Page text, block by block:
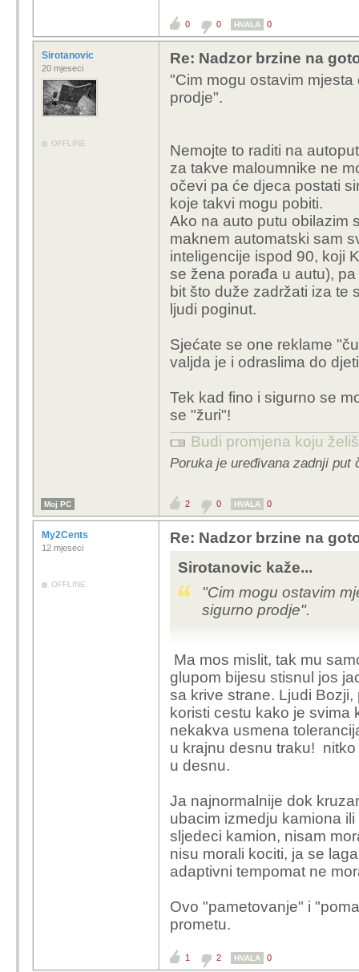
0 0 HVALA 0
Sirotanovic
20 mjeseci
OFFLINE
Re: Nadzor brzine na
"Cim mogu ostavim
prodje".
Nemojte to raditi na
za takve maloumnike ne
očevi pa će djeca postati
koje takvi mogu pobiti.
Ako na auto putu obilazim
maknem automatski sam
inteligencije ispod 90, koji
se žena porađa u autu),
bit što duže zadržati iza te
ljudi poginut.
Sjećate se one reklame
valjda je i odraslima do
Tek kad fino i sigurno se
se "žuri"!
Budi promjena koju
Poruka je uređivana zadnji put
Moj PC 2 0 HVALA 0
My2Cents
12 mjeseci
OFFLINE
Re: Nadzor brzine na
Sirotanovic kaže...
"Cim mogu ostavim
sigurno prodje".
Nemojte to raditi na
poginu,
Ma mos mislit, tak mu
glupom bijesu stisnul jos
sa krive strane. Ljudi
koristi cestu kako je svima
nekakva usmena
u krajnu desnu traku!
u desnu.
Ja najnormalnije dok
ubacim izmedju kamiona
sljedeci kamion, nisam
nisu morali kociti, ja se
adaptivni tempomat ne
Ovo "pametovanje" i
prometu.
1 2 HVALA 0